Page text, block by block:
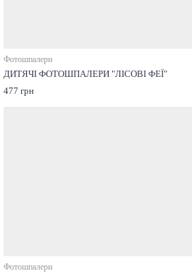
Фотошпалери
ДИТЯЧІ ФОТОШПАЛЕРИ "ЛІСОВІ ФЕЇ"
477 грн
Фотошпалери